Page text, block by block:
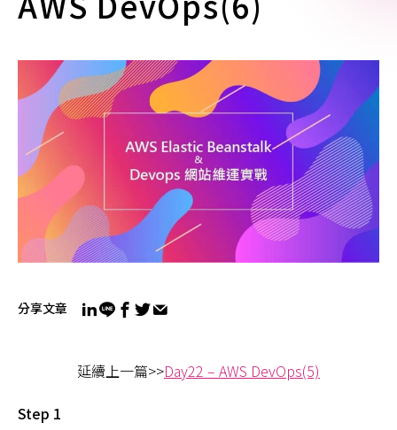
分享文章
延續上一篇>>Day22 – AWS DevOps(5)
Step 1